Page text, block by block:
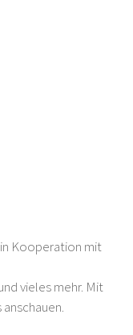
Kooperation mit
vieles mehr. Mit